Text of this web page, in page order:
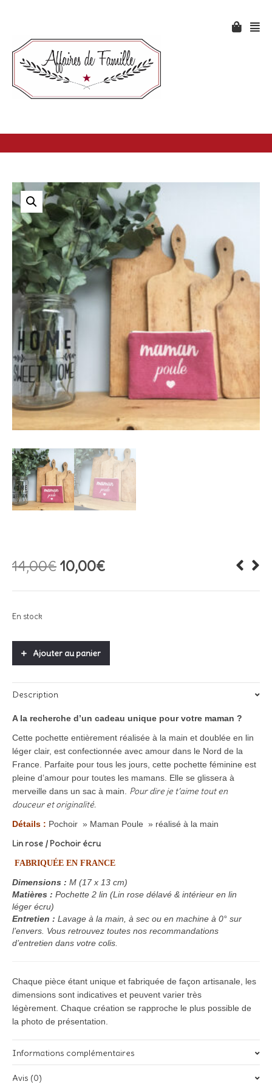
14,00€ Le
prix
initial
10,00€Le
actuel
En stock
Ajouter au panier
Description
A la recherche d’un cadeau unique pour votre maman ?
Cette pochette entièrement réalisée à la main et doublée en lin
léger clair, est confectionnée avec amour dans le Nord de la
France. Parfaite pour tous les jours, cette pochette féminine est
pleine d’amour pour toutes les mamans. Elle se glissera à
merveille dans un sac à main. Pour dire je t’aime tout en
douceur et originalité.
Détails : Pochoir » Maman Poule » réalisé à la main
Lin rose / Pochoir écru
FABRIQUÉE EN FRANCE
Dimensions : M (17 x 13 cm)
Matières : Pochette 2 lin (Lin rose délavé & intérieur en lin
léger écru)
Entretien : Lavage à la main, à sec ou en machine à 0° sur
l’envers. Vous retrouvez toutes nos recommandations
d’entretien dans votre colis.
Chaque pièce étant unique et fabriquée de façon artisanale, les
dimensions sont indicatives et peuvent varier très
légèrement. Chaque création se rapproche le plus possible de
la photo de présentation.
Informations complémentaires
Poids
Avis (0)